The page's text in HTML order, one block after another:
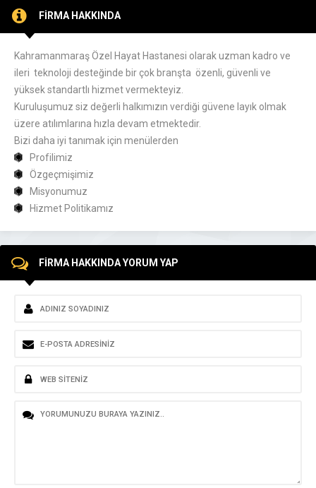
FİRMA HAKKINDA
Kahramanmaraş Özel Hayat Hastanesi olarak uzman kadro ve
ileri teknoloji desteğinde bir çok branşta özenli, güvenli ve
yüksek standartlı hizmet vermekteyiz.
Kuruluşumuz siz değerli halkımızın verdiği güvene layık olmak
üzere atılımlarına hızla devam etmektedir.
Bizi daha iyi tanımak için menülerden
Profilimiz
Özgeçmişimiz
Misyonumuz
Hizmet Politikamız
FİRMA HAKKINDA YORUM YAP